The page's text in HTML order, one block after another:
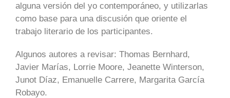
alguna versión del yo contemporáneo, y utilizarlas
como base para una discusión que oriente el
trabajo literario de los participantes.
Algunos autores a revisar: Thomas Bernhard,
Javier Marías, Lorrie Moore, Jeanette Winterson,
Junot Díaz, Emanuelle Carrere, Margarita García
Robayo.